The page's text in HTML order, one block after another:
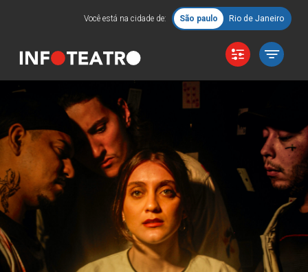
Você está na cidade de: São paulo Rio de Janeiro